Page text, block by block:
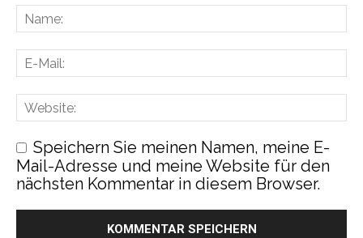
Speichern Sie meinen Namen, meine E-
Mail-Adresse und meine Website für den
nächsten Kommentar in diesem Browser.